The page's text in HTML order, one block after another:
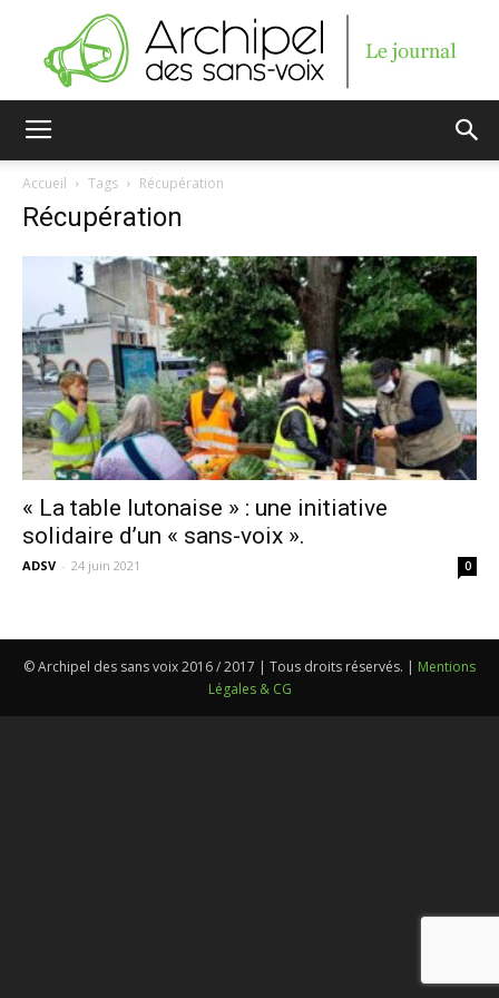
sans-
voix
Accueil Tags Récupération
Récupération
« La table lutonaise » : une initiative
solidaire d’un « sans-voix ».
ADSV - 24 juin 2021 0
© Archipel des sans voix 2016 / 2017 | Tous droits réservés. | Mentions
Légales & CG